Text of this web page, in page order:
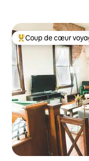
Coups de cœur
Coup de cœur